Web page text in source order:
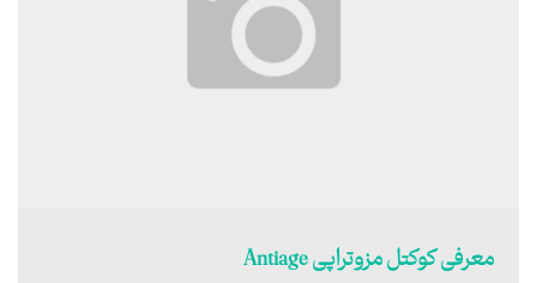
معرفی کوکتل مزوتراپی Antiage